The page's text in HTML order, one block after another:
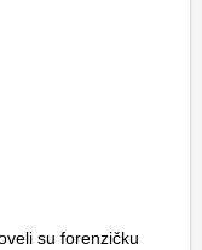
su forenzičku